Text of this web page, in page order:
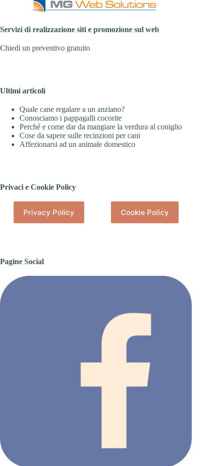
Servizi di realizzazione siti e promozione sul web
Chiedi un preventivo gratuito
Ultimi articoli
Quale cane regalare a un anziano?
Conosciamo i pappagalli cocorite
Perché e come dar da mangiare la verdura al coniglio
Cose da sapere sulle recinzioni per cani
Affezionarsi ad un animale domestico
Privaci e Cookie Policy
Privacy Policy Cookie Policy
Pagine Social